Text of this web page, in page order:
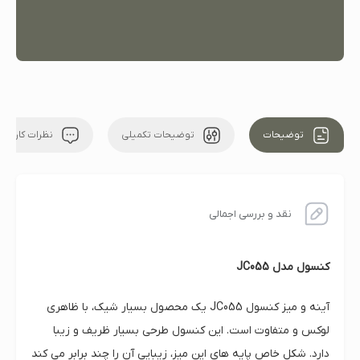
توضیحات توضیحات تکمیلی نظرات
نقد و بررسی اجمالی
کنسول مدل JC055
آینه و میز کنسول JC055 یک محصول بسیار شیک، با ظاهری
لوکس و متفاوت است. این کنسول طرحی بسیار ظریف و زیبا
دارد. شکل خاص پایه های این میز، زیبایی آن را چند برابر می کند